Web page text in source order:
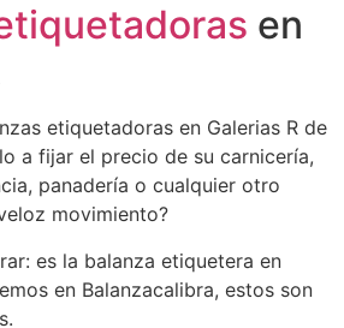
en
etiquetadoras en Galerias R de
a fijar el precio de su carnicería,
panadería o cualquier otro
movimiento?
es la balanza etiquetera en
en Balanzacalibra, estos son